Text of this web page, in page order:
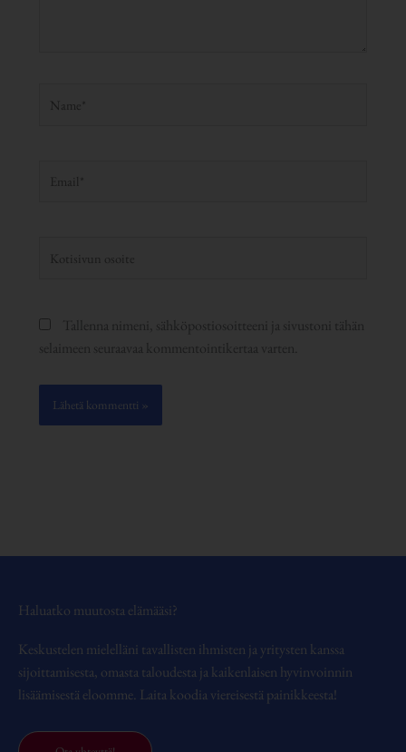
Tallenna nimeni, sähköpostiosoitteeni ja sivustoni tähän
selaimeen seuraavaa kommentointikertaa varten.
Haluatko muutosta elämääsi?
Keskustelen mielelläni tavallisten ihmisten ja yritysten kanssa
sijoittamisesta, omasta taloudesta ja kaikenlaisen hyvinvoinnin
lisäämisestä eloomme. Laita koodia viereisestä painikkeesta!